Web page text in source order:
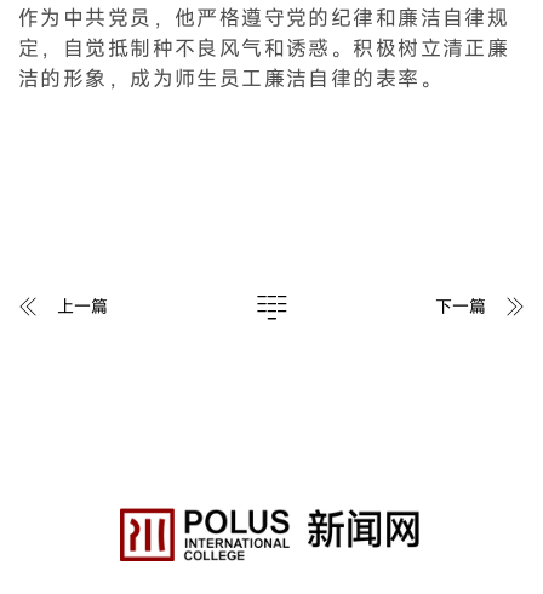
作为中共党员，他严格遵守党的纪律和廉洁自律规
定，自觉抵制种不良风气和诱惑。积极树立清正廉
洁的形象，成为师生员工廉洁自律的表率。
上一篇 下一篇